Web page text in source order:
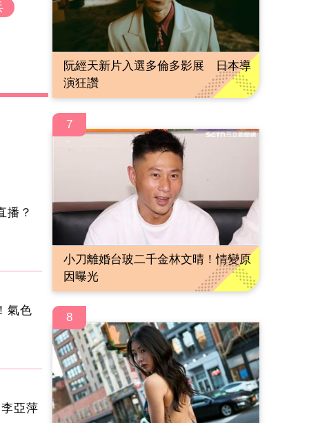
播？
氣色
亞萍
阮經天新片入選多倫多影展 日本導
演狂讚
7
小刀離婚台玻二千金林文晴！情變原
因曝光
8